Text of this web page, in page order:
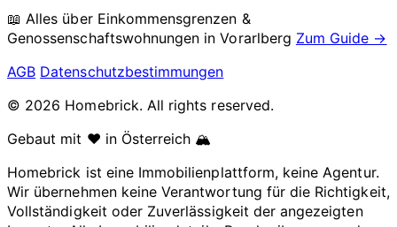
📖 Alles über Einkommensgrenzen &
Genossenschaftswohnungen inVorarlberg Zum Guide →
AGB Datenschutzbestimmungen
© 2026 Homebrick. All rights reserved.
Gebaut mit ❤️ in Österreich 🏔️
Homebrick ist eine Immobilienplattform, keine Agentur.
Wir übernehmen keine Verantwortung für die Richtigkeit,
Vollständigkeit oder Zuverlässigkeit der angezeigten